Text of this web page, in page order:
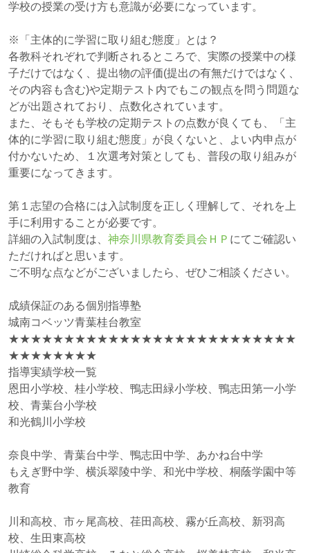
学校の授業の受け方も意識が必要になっています。
※「主体的に学習に取り組む態度」とは？
各教科それぞれで判断されるところで、実際の授業中の様
子だけではなく、提出物の評価(提出の有無だけではなく、
その内容も含む)や定期テスト内でもこの観点を問う問題な
どが出題されており、点数化されています。
また、そもそも学校の定期テストの点数が良くても、「主
体的に学習に取り組む態度」が良くないと、よい内申点が
付かないため、１次選考対策としても、普段の取り組みが
重要になってきます。
第１志望の合格には入試制度を正しく理解して、それを上
手に利用することが必要です。
詳細の入試制度は、 神奈川県教育委員会ＨＰ にてご確認い
ただければと思います。
ご不明な点などがございましたら、ぜひご相談ください。
成績保証のある個別指導塾
城南コベッツ青葉桂台教室
★★★★★★★★★★★★★★★★★★★★★★★★★★
★★★★★★★★
指導実績学校一覧
恩田小学校、桂小学校、鴨志田緑小学校、鴨志田第一小学
校、青葉台小学校
和光鶴川小学校
奈良中学、青葉台中学、鴨志田中学、あかね台中学
もえぎ野中学、横浜翠陵中学、和光中学校、桐蔭学園中等
教育
川和高校、市ヶ尾高校、荏田高校、霧が丘高校、新羽高
校、生田東高校